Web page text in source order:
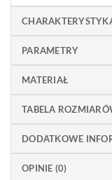
PARAMETRY
MATERIAŁ
TABELA
DODATKOWE
OPINIE (0)